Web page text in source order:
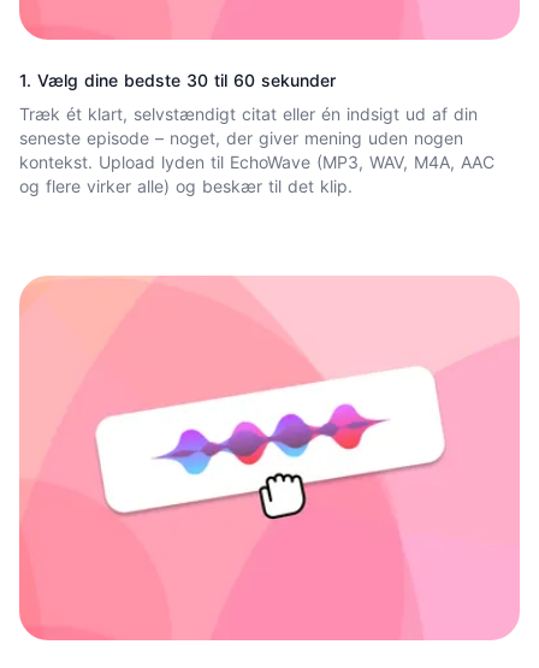
1. Vælg dine bedste 30 til 60 sekunder
Træk ét klart, selvstændigt citat eller én indsigt ud af din
seneste episode – noget, der giver mening uden nogen
kontekst. Upload lyden til EchoWave (MP3, WAV, M4A, AAC
og flere virker alle) og beskær til det klip.